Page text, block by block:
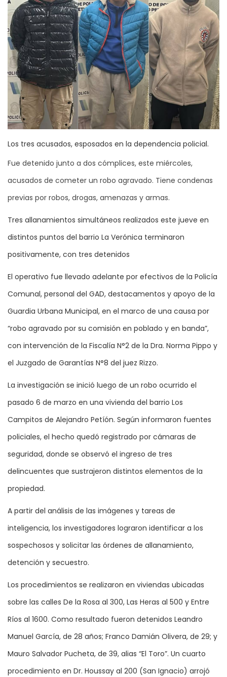
Los tres acusados, esposados en la dependencia policial.
Fue detenido junto a dos cómplices, este miércoles,
acusados de cometer un robo agravado. Tiene condenas
previas por robos, drogas, amenazas y armas.
Tres allanamientos simultáneos realizados este jueve en
distintos puntos del barrio La Verónica terminaron
positivamente, con tres detenidos
El operativo fue llevado adelante por efectivos de la Policía
Comunal, personal del GAD, destacamentos y apoyo de la
Guardia Urbana Municipal, en el marco de una causa por
“robo agravado por su comisión en poblado y en banda”,
con intervención de la Fiscalía N°2 de la Dra. Norma Pippo y
el Juzgado de Garantías N°8 del juez Rizzo.
La investigación se inició luego de un robo ocurrido el
pasado 6 de marzo en una vivienda del barrio Los
Campitos de Alejandro Petíón. Según informaron fuentes
policiales, el hecho quedó registrado por cámaras de
seguridad, donde se observó el ingreso de tres
delincuentes que sustrajeron distintos elementos de la
propiedad.
A partir del análisis de las imágenes y tareas de
inteligencia, los investigadores lograron identificar a los
sospechosos y solicitar las órdenes de allanamiento,
detención y secuestro.
Los procedimientos se realizaron en viviendas ubicadas
sobre las calles De la Rosa al 300, Las Heras al 500 y Entre
Ríos al 1600. Como resultado fueron detenidos Leandro
Manuel García, de 28 años; Franco Damián Olivera, de 29; y
Mauro Salvador Pucheta, de 39, alias “El Toro”. Un cuarto
procedimiento en Dr. Houssay al 200 (San Ignacio) arrojó